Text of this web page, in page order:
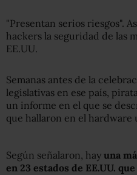
"Presentan serios riesgos".
hackers la seguridad de las
EE.UU.
Semanas antes de la
legislativas en ese país,
un informe en el que se
que hallaron en el hardware
Según señalaron, hay una
en 23 estados de EE.UU.